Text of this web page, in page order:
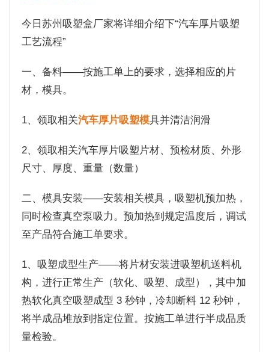
今日苏州吸塑盒厂家将详细介绍下“汽车厚片吸塑
工艺流程”
一、备料——按施工单上的要求，选择相应的片
材，模具。
1、领取相关汽车厚片吸塑模具并清洁润滑
2、领取相关汽车厚片吸塑片材、预检材质、外形
尺寸、厚度、重量（数量）
二、模具安装——安装相关模具，吸塑机预加热，
同时检查真空泵吸力。预加热到规定温度后，调试
至产品符合施工单要求。
1、吸塑成型生产——将片材安装进吸塑机送料机
构，进行正常生产（软化、吸塑、成型），其中加
热软化真空吸塑成型 3 秒钟，冷却断料 12 秒钟，
将半成品堆放到指定位置。按施工单进行半成品质
量检验。